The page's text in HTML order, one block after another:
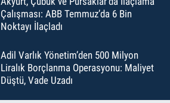
Çalışması: ABB Temmuz’da 6 Bin
Noktayı İlaçladı
Adil Varlık Yönetim’den 500 Milyon
Liralık Borçlanma Operasyonu: Maliyet
Düştü, Vade Uzadı